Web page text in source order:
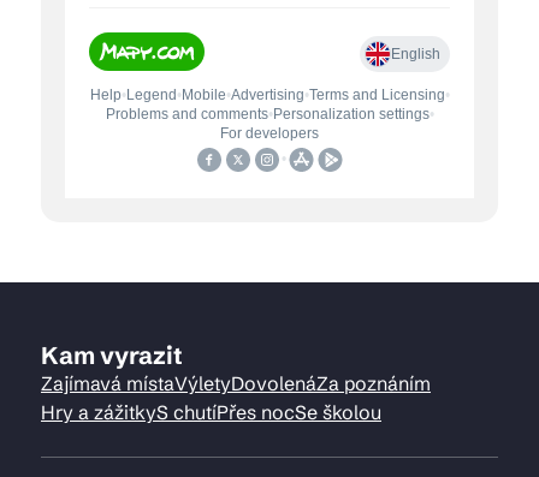
Kam vyrazit
Zajímavá místaVýletyDovolenáZa poznáním
Hry a zážitkyS chutíPřes nocSe školou